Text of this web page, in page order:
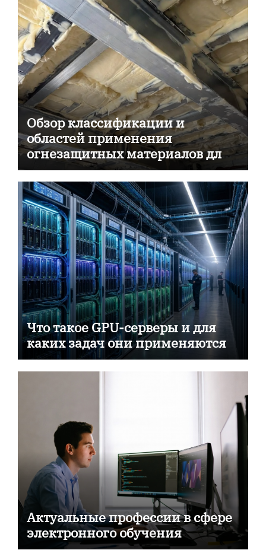
Обзор классификации и
областей применения
огнезащитных материалов для
пассивной противопожарной
защиты
Что такое GPU-серверы и для
каких задач они применяются
Актуальные профессии в сфере
электронного обучения